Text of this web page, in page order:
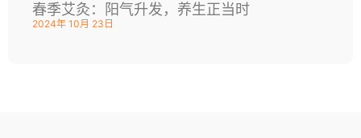
春季艾灸：阳气升发，养生正当时
2024年 10月 23日